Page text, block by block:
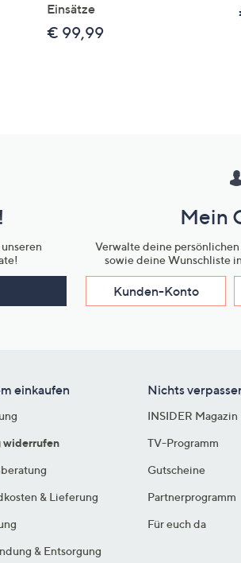
Einsätze
€ 99,99
Mein
Verwalte deine
sowie deine Wunschliste
Kunden-Konto
einkaufen
widerrufen
& Lieferung
& Entsorgung
Nichts
INSIDER Magazin
TV-Programm
Gutscheine
Partnerprogramm
Für euch da